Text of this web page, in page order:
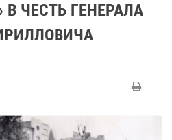
ЧЕСТЬ ГЕНЕРАЛА